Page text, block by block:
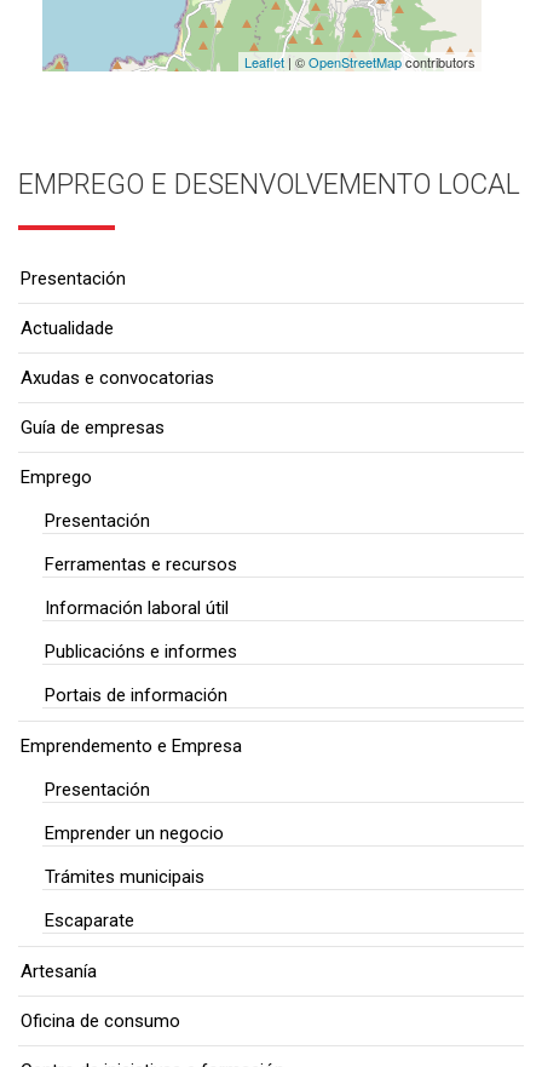
Leaflet| ©OpenStreetMapcontributors
EMPREGO E DESENVOLVEMENTO LOCAL
Presentación
Actualidade
Axudas e convocatorias
Guía de empresas
Emprego
Presentación
Ferramentas e recursos
Información laboral útil
Publicacións e informes
Portais de información
Emprendemento e Empresa
Presentación
Emprender un negocio
Trámites municipais
Escaparate
Artesanía
Oficina de consumo